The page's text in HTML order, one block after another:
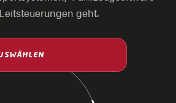
geht.